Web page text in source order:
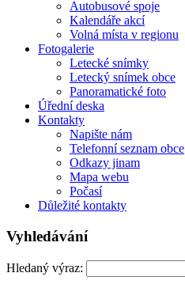
Autobusové spoje
Kalendáře akcí
Volná místa v regionu
Fotogalerie
Letecké snímky
Letecký snímek obce
Panoramatické foto
Úřední deska
Kontakty
Napište nám
Telefonní seznam obce
Odkazy jinam
Mapa webu
Počasí
Důležité kontakty
Vyhledávání
Hledaný výraz: